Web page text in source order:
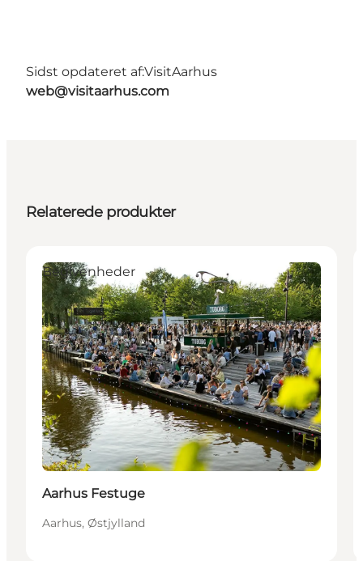
Sidst opdateret af:VisitAarhus
web@visitaarhus.com
Relaterede produkter
Begivenheder
Aarhus Festuge
Aarhus, Østjylland